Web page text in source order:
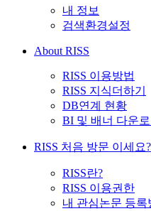
내 정보
검색환경설정
About RISS
RISS 이용방법
RISS 지식더하기
DB연계 현황
BI 및 배너 다운
RISS 처음 방문 이세요?
RISS란?
RISS 이용권한
내 관심논문 등록